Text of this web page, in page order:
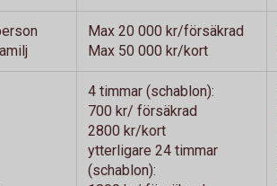
Max 20 000 kr/försäkrad
Max 50 000 kr/kort
4 timmar (schablon):
700 kr/ försäkrad
2800 kr/kort
ytterligare 24 timmar
(schablon):